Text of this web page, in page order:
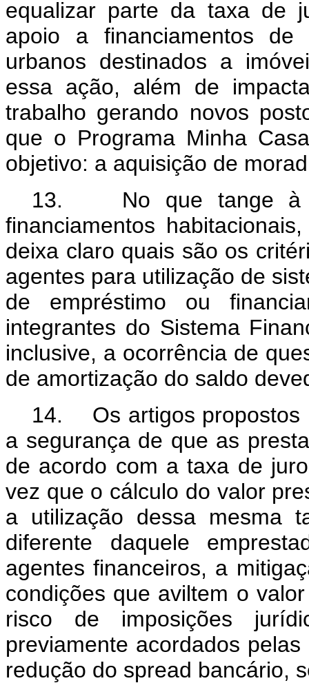
equalizar parte da taxa de
apoio a financiamentos
urbanos destinados a
essa ação, além de
trabalho gerando novos
que o Programa Minha
objetivo: a aquisição de
13. No que tange à
financiamentos
deixa claro quais são os
agentes para utilização de
de empréstimo ou
integrantes do Sistema
inclusive, a ocorrência de
de amortização do saldo
14. Os artigos propostos
a segurança de que as
de acordo com a taxa de
vez que o cálculo do valor
a utilização dessa mesma
diferente daquele
agentes financeiros, a
condições que aviltem o
risco de imposições
previamente acordados
redução do spread bancário,